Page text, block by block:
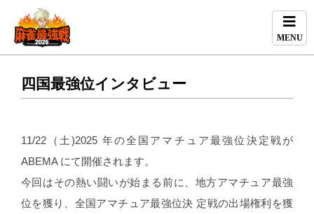
MENU
四国最強位インタビュー
11/22（土)2025 年の全国アマチュア最強位決定戦が
ABEMA にて開催されます。
今回はその熱い闘いが始まる前に、地方アマチュア最強
位を獲り、全国アマチュア最強位決 定戦の出場権利を獲